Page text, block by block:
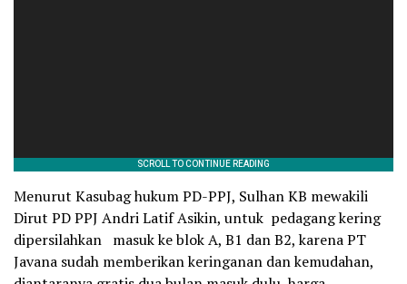
Menurut Kasubag hukum PD-PPJ, Sulhan KB mewakili
Dirut PD PPJ Andri Latif Asikin, untuk pedagang kering
dipersilahkan masuk ke blok A, B1 dan B2, karena PT
Javana sudah memberikan keringanan dan kemudahan,